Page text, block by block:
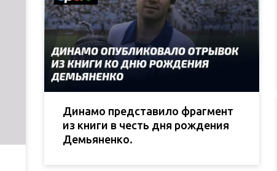
Динамо представило фрагмент
из книги в честь дня рождения
Демьяненко.